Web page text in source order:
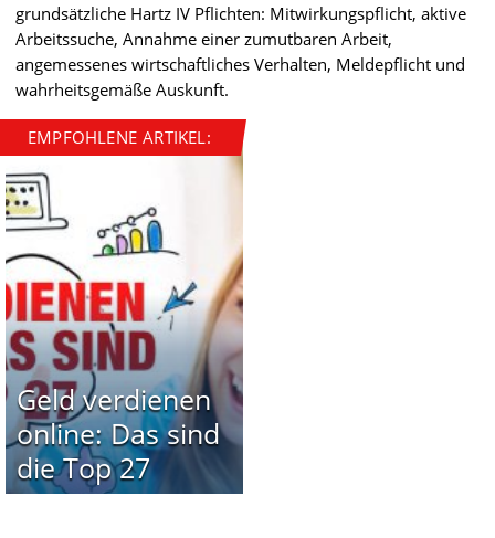
grundsätzliche Hartz IV Pflichten: Mitwirkungspflicht, aktive
Arbeitssuche, Annahme einer zumutbaren Arbeit,
angemessenes wirtschaftliches Verhalten, Meldepflicht und
wahrheitsgemäße Auskunft.
EMPFOHLENE ARTIKEL:
Geld verdienen
online: Das sind
die Top 27